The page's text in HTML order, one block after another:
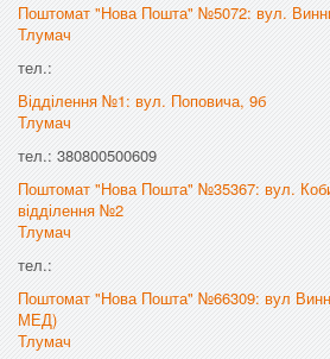
Поштомат "Нова Пошта" №5072: вул.
Тлумач
тел.:
Відділення №1: вул. Поповича, 9б
Тлумач
тел.: 380800500609
Поштомат "Нова Пошта" №35367: вул.
відділення №2
Тлумач
тел.:
Поштомат "Нова Пошта" №66309: вул
МЕД)
Тлумач